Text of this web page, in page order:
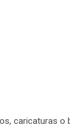
caricaturas o